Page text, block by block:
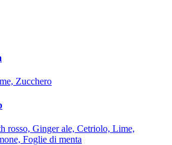
Zucchero
rosso, Ginger ale, Cetriolo, Lime,
Foglie di menta